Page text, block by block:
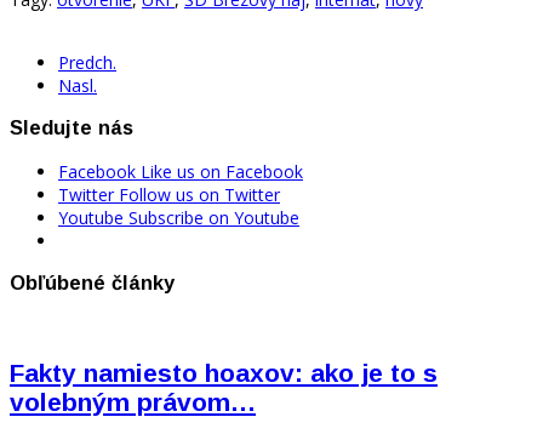
Predch.
Nasl.
Sledujte nás
Facebook Like us on Facebook
Twitter Follow us on Twitter
Youtube Subscribe on Youtube
Obľúbené články
Fakty namiesto hoaxov: ako je to s
volebným právom…